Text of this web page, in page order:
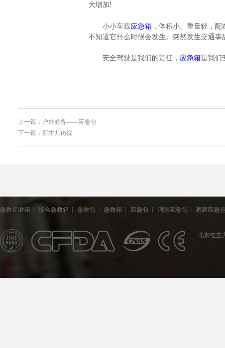
大增加!
小小车载应急箱 ，体积小、重量轻，
不知道它什么时候会发生。突然发生交通
安全驾驶是我们的责任， 应急箱是我们
上一篇：户外必备——应急包
下一篇：新生儿访视
急救保健箱 综合急救箱 急救包 急救箱 应急包 消防应急包 家庭应急
北京红立